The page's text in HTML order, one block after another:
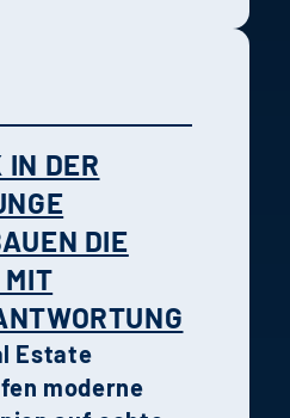
und
wohnen.
IN DER
DIE
Estate
moderne